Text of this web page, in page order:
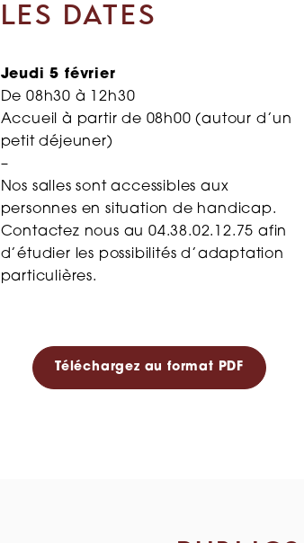
LES DATES
Jeudi 5 février
De 08h30 à 12h30
Accueil à partir de 08h00 (autour d’un
petit déjeuner)
–
Nos salles sont accessibles aux
personnes en situation de handicap.
Contactez nous au 04.38.02.12.75 afin
d’étudier les possibilités d’adaptation
particulières.
Téléchargez au format PDF